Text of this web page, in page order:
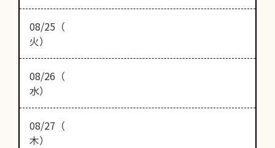
08/25（
火）
08/26（
水）
08/27（
木）